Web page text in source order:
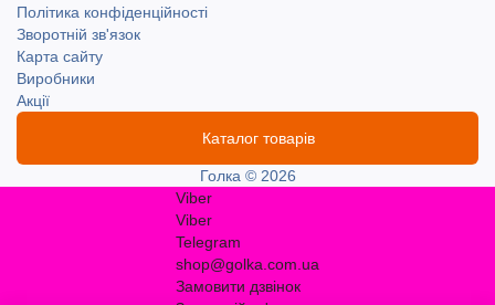
Політика конфіденційності
Зворотній зв'язок
Карта сайту
Виробники
Акції
Каталог товарів
Голка © 2026
Viber
Viber
Telegram
shop@golka.com.ua
Замовити дзвінок